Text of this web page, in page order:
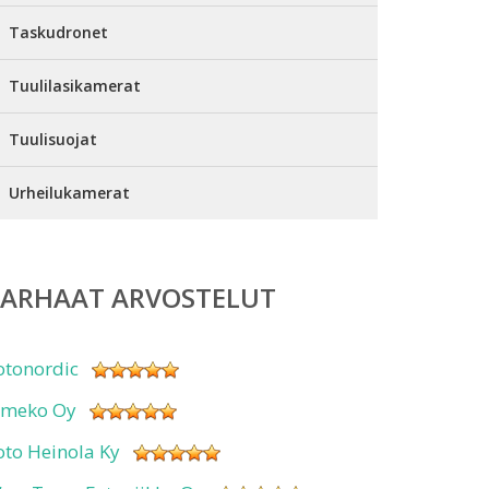
Taskudronet
Tuulilasikamerat
Tuulisuojat
Urheilukamerat
ARVOSTELUT
Oy
Heinola Ky